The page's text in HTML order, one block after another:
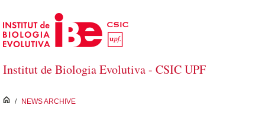
Salta al contingut principal
Institut de Biologia Evolutiva - CSIC UPF
inici
/ NEWS ARCHIVE